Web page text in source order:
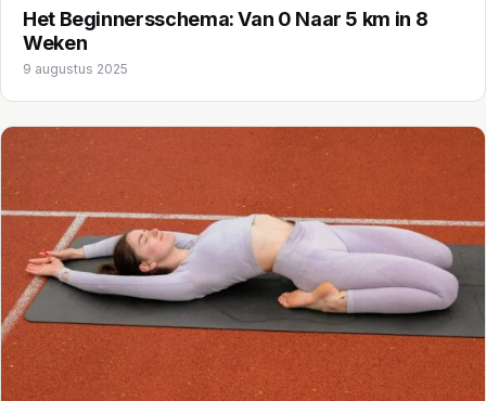
Het Beginnersschema: Van 0 Naar 5 km in 8
Weken
9 augustus 2025